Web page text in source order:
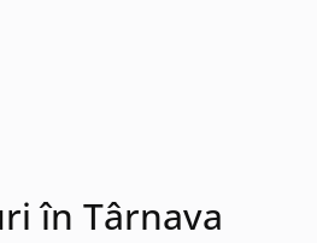
în Târnava